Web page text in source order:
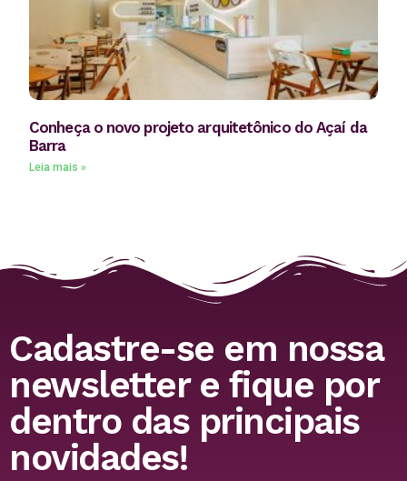
Conheça o novo projeto arquitetônico do Açaí da
Barra
Leia mais »
Cadastre-se em nossa
newsletter e fique por
dentro das principais
novidades!